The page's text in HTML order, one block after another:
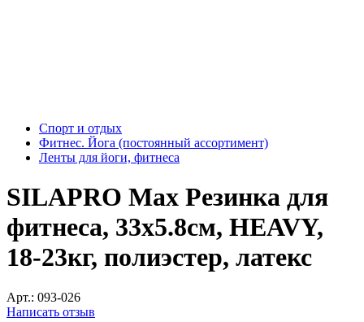
Спорт и отдых
Фитнес. Йога (постоянный ассортимент)
Ленты для йоги, фитнеса
SILAPRO Max Резинка для
фитнеса, 33х5.8см, HEAVY,
18-23кг, полиэстер, латекс
Арт.: 093-026
Написать отзыв